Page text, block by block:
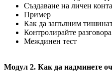
Създаване на личен
Пример
Как да запълним
Контролирайте
Междинен тест
Модул 2. Как да надминете